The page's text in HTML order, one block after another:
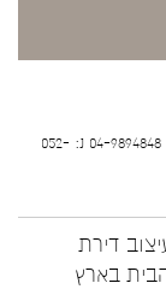
הילית קרש עיצוב ואדריכלות פנים, מושב הבונים, ט: 04-9894848 נ: 052-
דירת
בארץ